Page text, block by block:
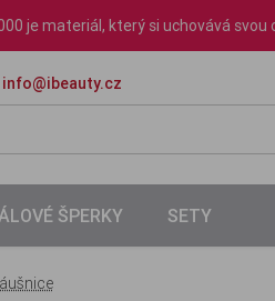
je materiál, který si uchovává
info@ibeauty.cz
ŠPERKY SETY